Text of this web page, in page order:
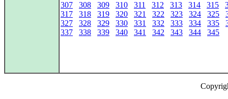
307
308 309 310 311 312 313 314 315
317
318 319 320 321 322 323 324 325
327
328 329 330 331 332 333 334 335
337
338 339 340 341 342 343 344 345